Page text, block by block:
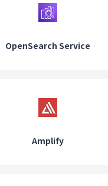
OpenSearch Service
Amplify